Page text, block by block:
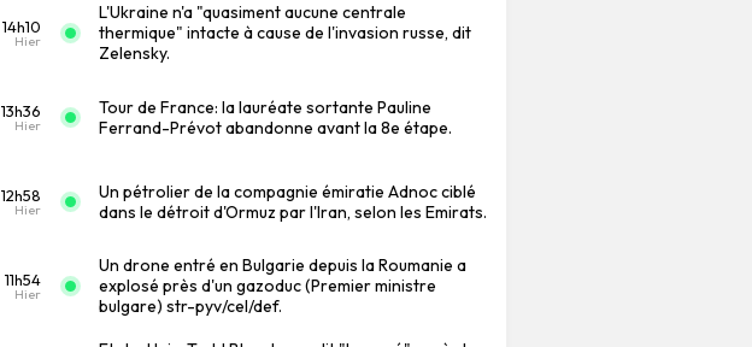
14h10
Hier
L'Ukraine n'a "quasiment aucune centrale
thermique" intacte à cause de l'invasion russe, dit
Zelensky.
13h36
Hier
Tour de France: la lauréate sortante Pauline
Ferrand-Prévot abandonne avant la 8e étape.
12h58
Hier
Un pétrolier de la compagnie émiratie Adnoc ciblé
dans le détroit d'Ormuz par l'Iran, selon les Emirats.
11h54
Hier
Un drone entré en Bulgarie depuis la Roumanie a
explosé près d'un gazoduc (Premier ministre
bulgare) str-pyv/cel/def.